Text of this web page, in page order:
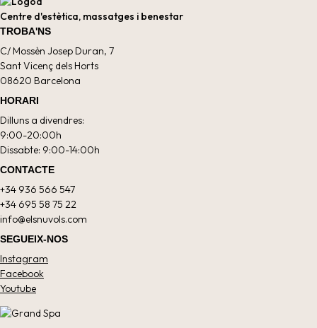
Centre d'estètica, massatges i benestar
TROBA'NS
C/ Mossèn Josep Duran, 7
Sant Vicenç dels Horts
08620 Barcelona
HORARI
Dilluns a divendres:
9:00-20:00h
Dissabte: 9:00-14:00h
CONTACTE
+34 936 566 547
+34 695 58 75 22
info@elsnuvols.com
SEGUEIX-NOS
Instagram
Facebook
Youtube